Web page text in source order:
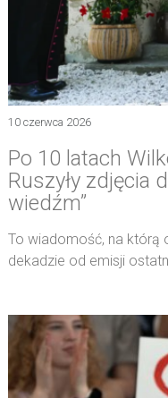
10 czerwca 2026
Po 10 latach
Ruszyły zdjęcia
wiedźm”
To wiadomość, na którą
dekadzie od emisji